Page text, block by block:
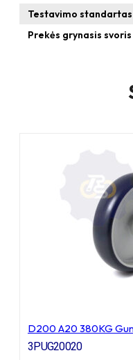
Testavimo standartas
Prekės grynasis
D200 A20 380KG
3PUG20020